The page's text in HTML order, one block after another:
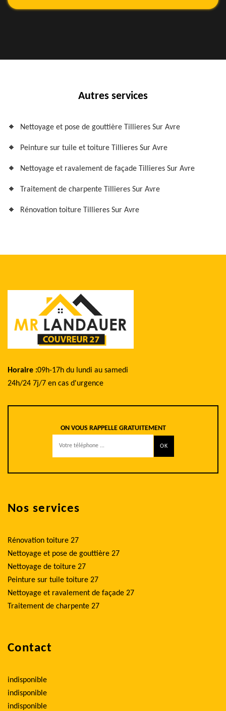
Autres services
Nettoyage et pose de gouttière Tillieres Sur Avre
Peinture sur tuile et toiture Tillieres Sur Avre
Nettoyage et ravalement de façade Tillieres Sur Avre
Traitement de charpente Tillieres Sur Avre
Rénovation toiture Tillieres Sur Avre
Horaire :09h-17h du lundi au samedi
24h/24 7j/7 en cas d'urgence
ON VOUS RAPPELLE GRATUITEMENT
Nos services
Rénovation toiture 27
Nettoyage et pose de gouttière 27
Nettoyage de toiture 27
Peinture sur tuile toiture 27
Nettoyage et ravalement de façade 27
Traitement de charpente 27
Contact
indisponible
indisponible
indisponible